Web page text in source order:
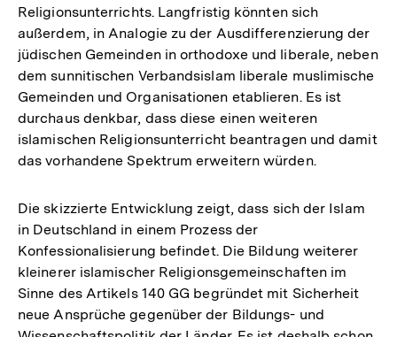
Religionsunterrichts. Langfristig könnten sich
außerdem, in Analogie zu der Ausdifferenzierung der
jüdischen Gemeinden in orthodoxe und liberale, neben
dem sunnitischen Verbandsislam liberale muslimische
Gemeinden und Organisationen etablieren. Es ist
durchaus denkbar, dass diese einen weiteren
islamischen Religionsunterricht beantragen und damit
das vorhandene Spektrum erweitern würden.
Die skizzierte Entwicklung zeigt, dass sich der Islam
in Deutschland in einem Prozess der
Konfessionalisierung befindet. Die Bildung weiterer
kleinerer islamischer Religionsgemeinschaften im
Sinne des Artikels 140 GG begründet mit Sicherheit
neue Ansprüche gegenüber der Bildungs- und